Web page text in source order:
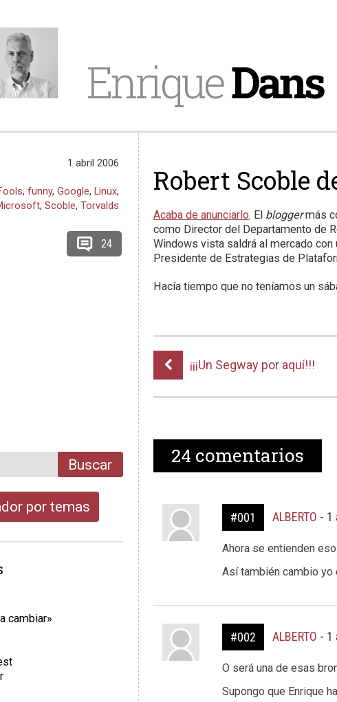
EnriqueDans
Robert Scoble
Acaba de anunciarlo. El bloggermás
como Director del Departamento de
Windows vista saldrá al mercado con
Presidente de Estrategias de
Hacía tiempo que no teníamos un
¡¡¡Un Segway por aquí!!!
24 comentarios
#001 ALBERTO - 1
Ahora se entienden
Así también cambio yo
#002 ALBERTO - 1
O será una de esas
Supongo que Enrique
1 abril 2006
,funny,Google,Linux,
,Scoble,Torvalds
24
Buscar
por temas
cambiar»